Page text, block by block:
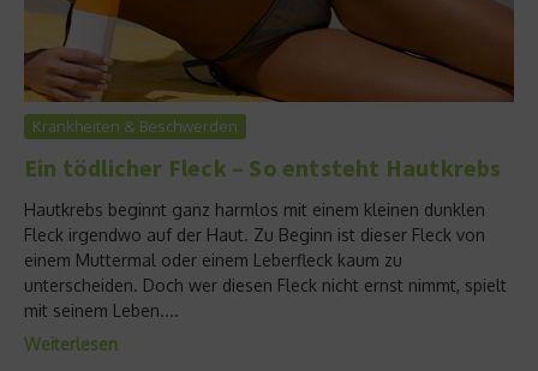
Krankheiten & Beschwerden
Ein tödlicher Fleck – So entsteht Hautkrebs
Hautkrebs beginnt ganz harmlos mit einem kleinen dunklen
Fleck irgendwo auf der Haut. Zu Beginn ist dieser Fleck von
einem Muttermal oder einem Leberfleck kaum zu
unterscheiden. Doch wer diesen Fleck nicht ernst nimmt, spielt
mit seinem Leben....
Weiterlesen